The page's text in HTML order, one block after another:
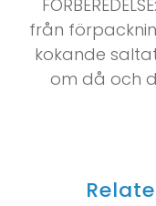
från
kokande
om då och